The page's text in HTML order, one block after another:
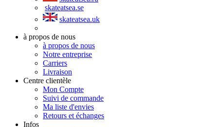
skateatsea.se
skateatsea.uk
à propos de nous
à propos de nous
Notre entreprise
Carriers
Livraison
Centre clientèle
Mon Compte
Suivi de commande
Ma liste d'envies
Retours et échanges
Infos